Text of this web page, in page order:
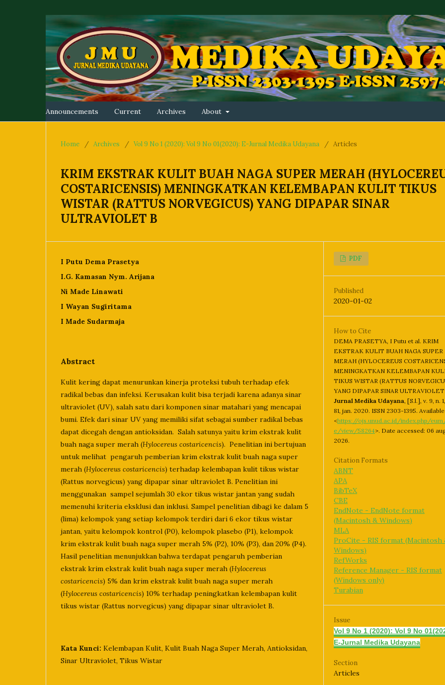
Announcements Current Archives About
Home / Archives / Vol 9 No 1 (2020): Vol 9 No 01(2020): E-Jurnal Medika Udayana / Articles
KRIM EKSTRAK KULIT BUAH NAGA SUPER MERAH
COSTARICENSIS) MENINGKATKAN KELEMBAPAN KULIT TIKUS
WISTAR (RATTUS NORVEGICUS) YANG DIPAPAR SINAR
ULTRAVIOLET B
I Putu Dema Prasetya
I.G. Kamasan Nym. Arijana
Ni Made Linawati
I Wayan Sugiritama
I Made Sudarmaja
Abstract
Kulit kering dapat menurunkan kinerja proteksi tubuh terhadap efek
radikal bebas dan infeksi. Kerusakan kulit bisa terjadi karena adanya sinar
ultraviolet (UV), salah satu dari komponen sinar matahari yang mencapai
bumi. Efek dari sinar UV yang memiliki sifat sebagai sumber radikal bebas
dapat dicegah dengan antioksidan. Salah satunya yaitu krim ekstrak kulit
buah naga super merah (Hylocereus costaricencis). Penelitian ini bertujuan
untuk melihat pengaruh pemberian krim ekstrak kulit buah naga super
merah (Hylocereus costaricencis) terhadap kelembapan kulit tikus wistar
(Rattus norvegicus) yang dipapar sinar ultraviolet B. Penelitian ini
menggunakan sampel sejumlah 30 ekor tikus wistar jantan yang sudah
memenuhi kriteria eksklusi dan inklusi. Sampel penelitian dibagi ke dalam 5
(lima) kelompok yang setiap kelompok terdiri dari 6 ekor tikus wistar
jantan, yaitu kelompok kontrol (P0), kelompok plasebo (P1), kelompok
krim ekstrak kulit buah naga super merah 5% (P2), 10% (P3), dan 20% (P4).
Hasil penelitian menunjukkan bahwa terdapat pengaruh pemberian
ekstrak krim ekstrak kulit buah naga super merah (Hylocereus
costaricencis) 5% dan krim ekstrak kulit buah naga super merah
(Hylocereus costaricencis) 10% terhadap peningkatkan kelembapan kulit
tikus wistar (Rattus norvegicus) yang dipapar sinar ultraviolet B.
Kata Kunci: Kelembapan Kulit, Kulit Buah Naga Super Merah, Antioksidan,
Sinar Ultraviolet, Tikus Wistar
PDF
Published
2020-01-02
How to Cite
DEMA PRASETYA, I Putu et al. KRIM
EKSTRAK KULIT BUAH NAGA SUPER
MERAH (HYLOCEREUS
MENINGKATKAN KELEMBAPAN
TIKUS WISTAR (RATTUS
YANG DIPAPAR SINAR
Jurnal Medika Udayana, [S.l.], v. 9, n.
81, jan. 2020. ISSN 2303-1395.
<https://ojs.unud.ac.id/index.php/
e/view/58264>. Date accessed: 06
2026.
Citation Formats
ABNT
APA
BibTeX
CBE
EndNote - EndNote format
(Macintosh & Windows)
MLA
ProCite - RIS format (Macintosh
Windows)
RefWorks
Reference Manager - RIS format
(Windows only)
Turabian
Issue
Vol 9 No 1 (2020): Vol 9 No
E-Jurnal Medika Udayana
Section
Articles